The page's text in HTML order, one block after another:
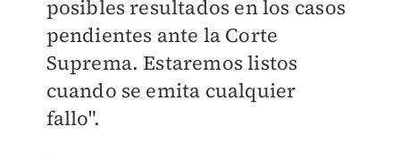
posibles resultados en los casos
pendientes ante la Corte
Suprema. Estaremos listos
cuando se emita cualquier
fallo".